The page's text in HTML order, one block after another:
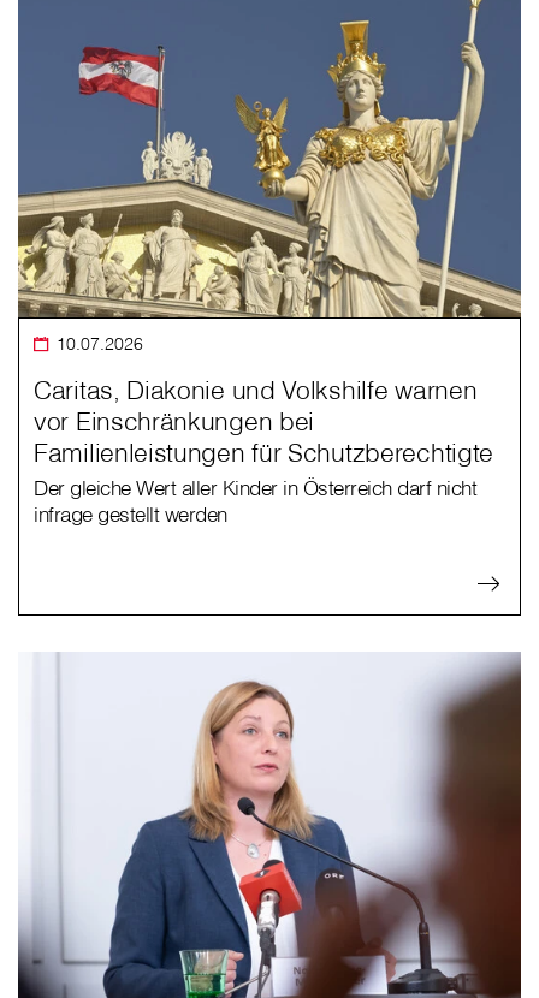
10.07.2026
Caritas, Diakonie und Volkshilfe warnen
vor Einschränkungen bei
Familienleistungen für Schutzberechtigte
Der gleiche Wert aller Kinder in Österreich darf nicht
infrage gestellt werden